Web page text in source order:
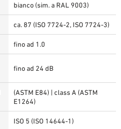
bianco (sim. a RAL 9003)
ca. 87 (ISO 7724-2, ISO 7724-3)
fino ad 1.0
fino ad 24 dB
(ASTM E84) | class A (ASTM
E1264)
ISO 5 (ISO 14644-1)